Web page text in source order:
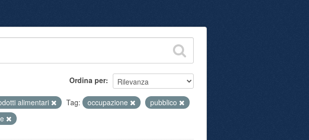
Ordina per
alimentari Tag: occupazione
pubblico